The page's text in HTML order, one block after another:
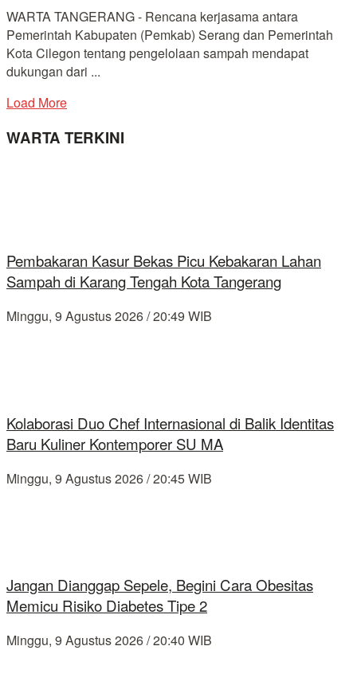
WARTA TANGERANG - Rencana kerjasama antara
Pemerintah Kabupaten (Pemkab) Serang dan Pemerintah
Kota Cilegon tentang pengelolaan sampah mendapat
dukungan dari ...
Load More
WARTA TERKINI
Pembakaran Kasur Bekas Picu Kebakaran Lahan
Sampah di Karang Tengah Kota Tangerang
Minggu, 9 Agustus 2026 / 20:49 WIB
Kolaborasi Duo Chef Internasional di Balik Identitas
Baru Kuliner Kontemporer SU MA
Minggu, 9 Agustus 2026 / 20:45 WIB
Jangan Dianggap Sepele, Begini Cara Obesitas
Memicu Risiko Diabetes Tipe 2
Minggu, 9 Agustus 2026 / 20:40 WIB